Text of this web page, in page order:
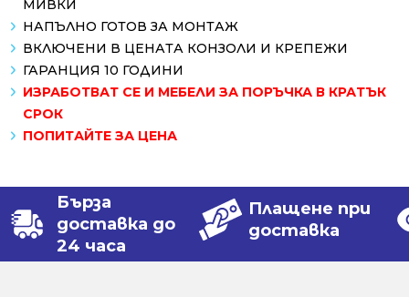
МИВКИ
НАПЪЛНО ГОТОВ ЗА МОНТАЖ
ВКЛЮЧЕНИ В ЦЕНАТА КОНЗОЛИ И КРЕПЕЖИ
ГАРАНЦИЯ 10 ГОДИНИ
ИЗРАБОТВАТ СЕ И МЕБЕЛИ ЗА ПОРЪЧКА В КРАТЪК
СРОК
ПОПИТАЙТЕ ЗА ЦЕНА
Бърза
доставка до
24 часа
Плащене при
доставка